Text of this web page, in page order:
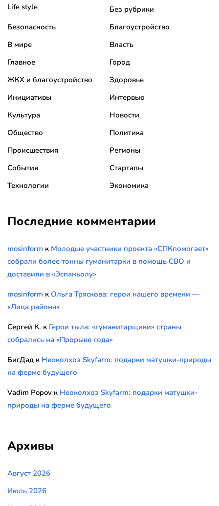
Life style
Без рубрики
Безопасность
Благоустройство
В мире
Власть
Главное
Город
ЖКХ и благоустройство
Здоровье
Инициативы
Интервью
Культура
Новости
Общество
Политика
Происшествия
Регионы
События
Стартапы
Технологии
Экономика
Последние комментарии
mosinform к Молодые участники проекта «СПКпомогает»
собрали более тонны гуманитарки в помощь СВО и
доставили в «Эспаньолу»
mosinform к Ольга Тряскова: герои нашего времени —
«Лица района»
Сергей К. к Герои тыла: «гуманитарщики» страны
собрались на «Прорыве года»
БигДад к Неоколхоз Skyfarm: подарки матушки-природы
на ферме будущего
Vadim Popov к Неоколхоз Skyfarm: подарки матушки-
природы на ферме будущего
Архивы
Август 2026
Июль 2026